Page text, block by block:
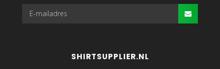
SHIRTSUPPLIER.NL